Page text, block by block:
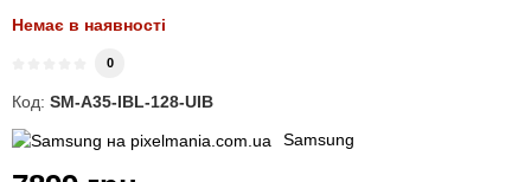
Немає в наявності
0
Код: SM-A35-IBL-128-UIB
Samsung